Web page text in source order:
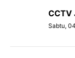
CCTV
Sabtu,